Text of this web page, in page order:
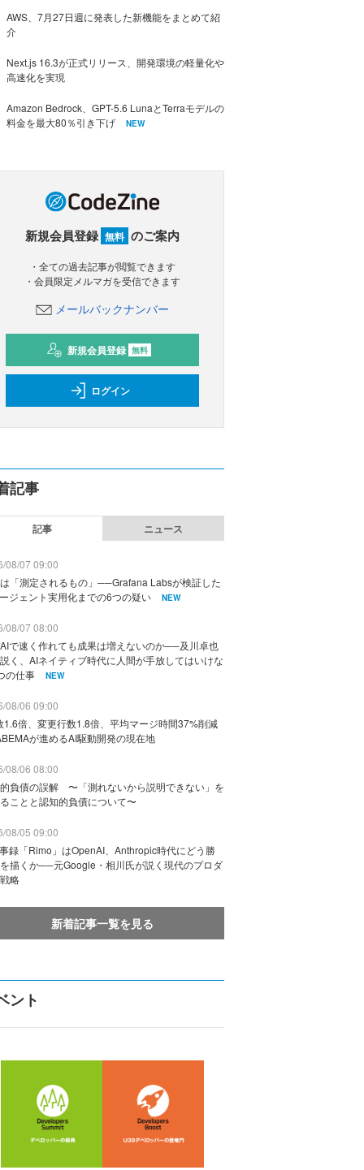
AWS、7月27日週に発表した新機能をまとめて紹
介
Next.js 16.3が正式リリース、開発環境の軽量化や
高速化を実現
Amazon Bedrock、GPT-5.6 LunaとTerraモデルの
料金を最大80％引き下げ
NEW
新規会員登録 無料 のご案内
・全ての過去記事が閲覧できます
・会員限定メルマガを受信できます
メールバックナンバー
新規会員登録 無料
ログイン
記事
記事 ニュース
08/07 09:00
「測定されるもの」──Grafana Labsが検証した
ジェント実用化までの6つの疑い
NEW
08/07 08:00
で速く作れても成果は増えないのか──及川卓也
く、AIネイティブ時代に人間が手放してはいけな
の仕事
NEW
08/06 09:00
1.6倍、変更行数1.8倍、平均マージ時間37%削減
が進めるAI駆動開発の現在地
08/06 08:00
負債の誤解 〜「測れないから説明できない」を
ことと認知的負債について〜
08/05 09:00
録「Rimo」はOpenAI、Anthropic時代にどう勝
描くか──元Google・相川氏が説く現代のプロダ
略
新着記事一覧を見る
ント